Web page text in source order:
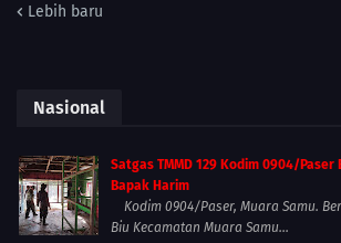
Lebih baru
Nasional
Satgas TMMD 129 Kodim 0904/
Bapak Harim
Kodim 0904/Paser, Muara Samu.
Biu Kecamatan Muara Samu...